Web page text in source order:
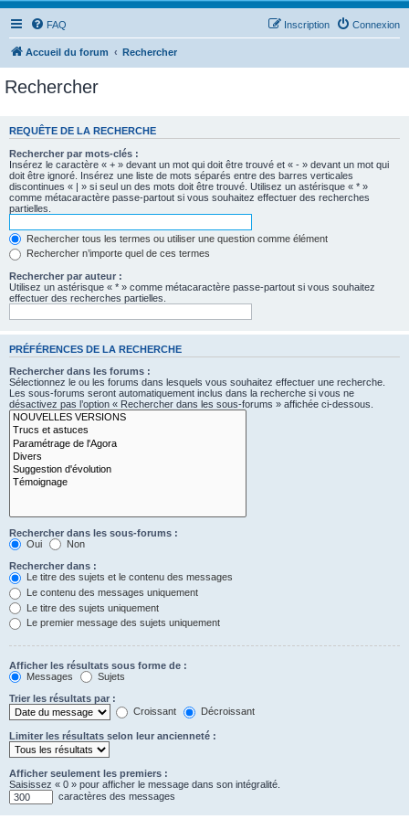
FAQ Connexion
Inscription
Accueil du forum Rechercher
Rechercher
REQUÊTE DE LA RECHERCHE
Rechercher par mots-clés :
Insérez le caractère « + » devant un mot qui doit être trouvé et « - » devant un mot qui
doit être ignoré. Insérez une liste de mots séparés entre des barres verticales
discontinues « | » si seul un des mots doit être trouvé. Utilisez un astérisque « * »
comme métacaractère passe-partout si vous souhaitez effectuer des recherches
partielles.
Rechercher tous les termes ou utiliser une question comme élément
Rechercher n’importe quel de ces termes
Rechercher par auteur :
Utilisez un astérisque « * » comme métacaractère passe-partout si vous souhaitez
effectuer des recherches partielles.
PRÉFÉRENCES DE LA RECHERCHE
Rechercher dans les forums :
Sélectionnez le ou les forums dans lesquels vous souhaitez effectuer une recherche.
Les sous-forums seront automatiquement inclus dans la recherche si vous ne
désactivez pas l’option « Rechercher dans les sous-forums » affichée ci-dessous.
Rechercher dans les sous-forums :
Oui
Non
Rechercher dans :
Le titre des sujets et le contenu des messages
Le contenu des messages uniquement
Le titre des sujets uniquement
Le premier message des sujets uniquement
Afficher les résultats sous forme de :
Messages
Sujets
Trier les résultats par :
Croissant
Décroissant
Limiter les résultats selon leur ancienneté :
Afficher seulement les premiers :
Saisissez « 0 » pour afficher le message dans son intégralité.
caractères des messages